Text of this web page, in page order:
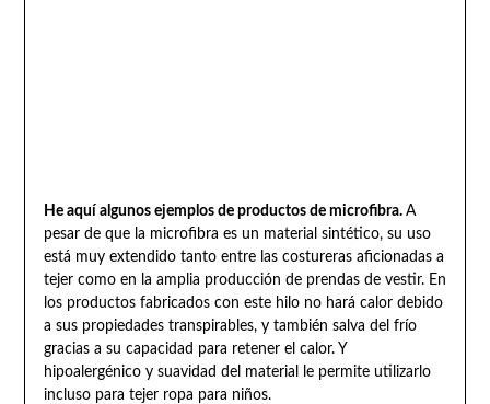
He aquí algunos ejemplos de productos de microfibra. A
pesar de que la microfibra es un material sintético, su uso
está muy extendido tanto entre las costureras aficionadas a
tejer como en la amplia producción de prendas de vestir. En
los productos fabricados con este hilo no hará calor debido
a sus propiedades transpirables, y también salva del frío
gracias a su capacidad para retener el calor. Y
hipoalergénico y suavidad del material le permite utilizarlo
incluso para tejer ropa para niños.